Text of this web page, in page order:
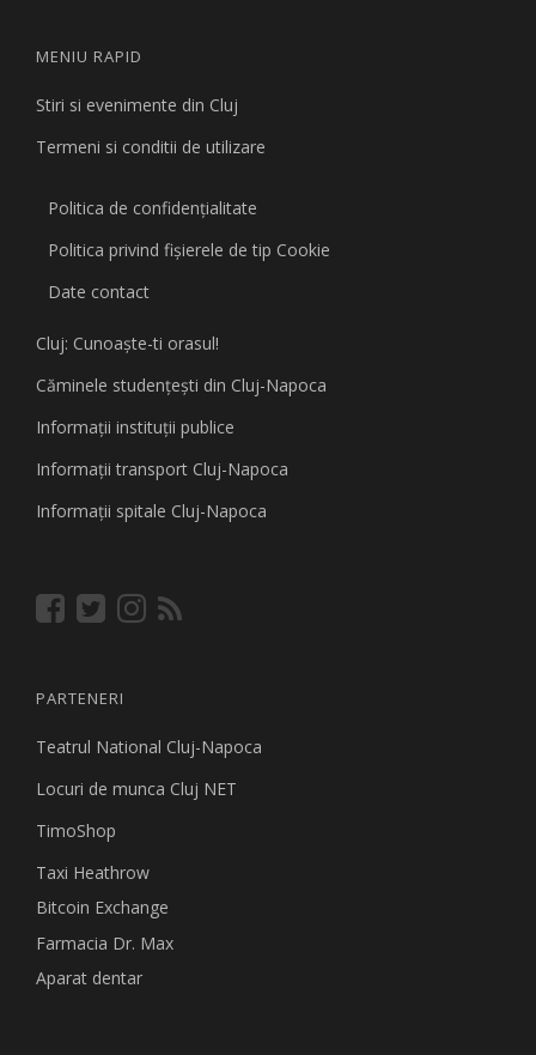
MENIU RAPID
Stiri si evenimente din Cluj
Termeni si conditii de utilizare
Politica de confidențialitate
Politica privind fişierele de tip Cookie
Date contact
Cluj: Cunoaşte-ti orasul!
Căminele studenţeşti din Cluj-Napoca
Informaţii instituţii publice
Informaţii transport Cluj-Napoca
Informaţii spitale Cluj-Napoca
PARTENERI
Teatrul National Cluj-Napoca
Locuri de munca Cluj NET
TimoShop
Taxi Heathrow
Bitcoin Exchange
Farmacia Dr. Max
Aparat dentar